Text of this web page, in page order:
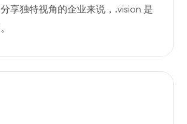
享独特视角的企业来说，.vision 是